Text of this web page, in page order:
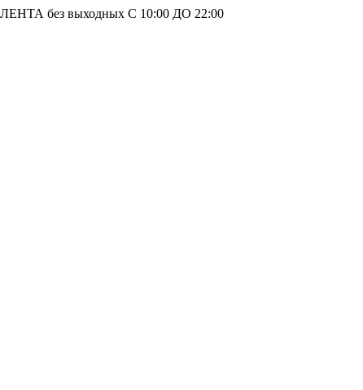
без выходных С 10:00 ДО 22:00